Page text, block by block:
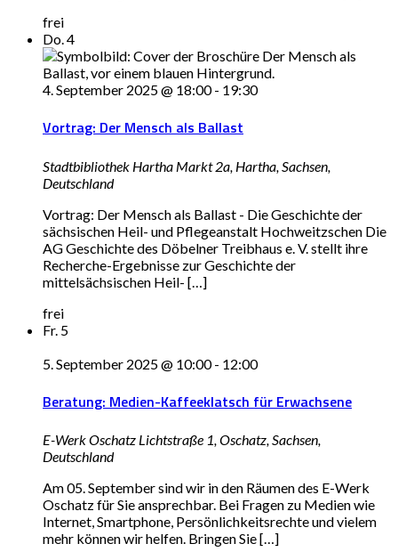
frei
Do.4
4. September 2025 @ 18:00- 19:30
Vortrag: Der Mensch als Ballast
Stadtbibliothek Hartha Markt 2a, Hartha, Sachsen,
Deutschland
Vortrag: Der Mensch als Ballast - Die Geschichte der
sächsischen Heil- und Pflegeanstalt Hochweitzschen Die
AG Geschichte des Döbelner Treibhaus e. V. stellt ihre
Recherche-Ergebnisse zur Geschichte der
mittelsächsischen Heil- […]
frei
Fr. 5
5. September 2025 @ 10:00- 12:00
Beratung: Medien-Kaffeeklatsch für Erwachsene
E-Werk Oschatz Lichtstraße 1, Oschatz, Sachsen,
Deutschland
Am 05. September sind wir in den Räumen des E-Werk
Oschatz für Sie ansprechbar. Bei Fragen zu Medien wie
Internet, Smartphone, Persönlichkeitsrechte und vielem
mehr können wir helfen. Bringen Sie […]